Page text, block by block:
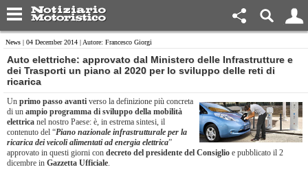
News | 04 December 2014 | Autore: Francesco Giorgi
Auto elettriche: approvato dal Ministero delle Infrastrutture e
dei Trasporti un piano al 2020 per lo sviluppo delle reti di
ricarica
Un primo passo avanti verso la definizione più concreta
di un ampio programma di sviluppo della mobilità
elettrica nel nostro Paese: è, in estrema sintesi, il
contenuto del “Piano nazionale infrastrutturale per la
ricarica dei veicoli alimentati ad energia elettrica”
approvato in questi giorni con decreto del presidente del Consiglio e pubblicato il 2
dicembre in Gazzetta Ufficiale.